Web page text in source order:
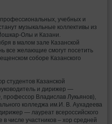
учебных и
музыкальные коллективы из
Олы и Казани.
в малом зале Казанской
все желающие смогут посетить
соборе Казанского
студентов Казанской
и дирижер —
профессор Владислав Лукьянов),
колледжа им.И. В. Аухадеева
— лауреат всероссийского
в числе участников – хор средней